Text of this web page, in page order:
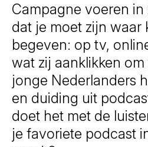
Campagne voeren
dat je moet zijn waar
begeven: op tv,
wat zij aanklikken
jonge Nederlanders
en duiding uit
doet het met de
je favoriete podcast